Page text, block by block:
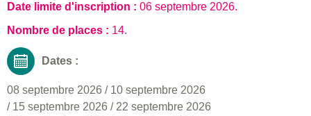
Date limite d'inscription : 06 septembre 2026.
Nombre de places : 14.
Dates :
08 septembre 2026 / 10 septembre 2026
/ 15 septembre 2026 / 22 septembre 2026